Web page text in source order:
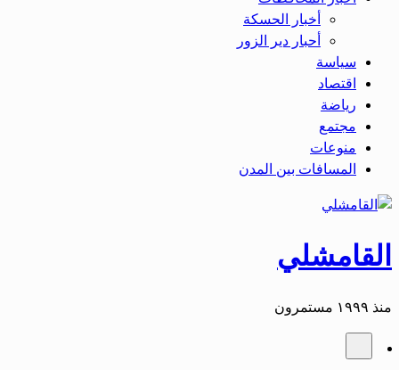
أخبار الحسكة
أحبار دير الزور
سياسة
اقتصاد
رياضة
مجتمع
منوعات
المسافات بين المدن
القامشلي
منذ ١٩٩٩ مستمرون